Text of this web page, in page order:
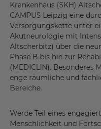
Krankenhaus (SKH)
CAMPUS Leipzig eine
Versorgungskette unter
Akutneurologie mit
Altscherbitz) über die
Phase B bis hin zur
(MEDICLIN). Besonderes
enge räumliche und
Bereiche.
Werde Teil eines
Menschlichkeit und